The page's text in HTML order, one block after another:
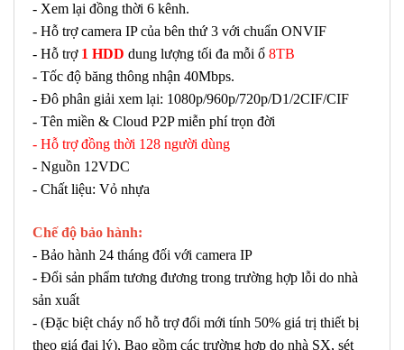
- Xem lại đồng thời 6 kênh.
- Hỗ trợ camera IP của bên thứ 3 với chuẩn ONVIF
- Hỗ trợ 1 HDD dung lượng tối đa mỗi ổ 8TB
- Tốc độ băng thông nhận 40Mbps.
- Đô phân giải xem lại: 1080p/960p/720p/D1/2CIF/CIF
- Tên miền & Cloud P2P miễn phí trọn đời
- Hỗ trợ đồng thời 128 người dùng
- Nguồn 12VDC
- Chất liệu: Vỏ nhựa
Chế độ bảo hành:
- Bảo hành 24 tháng đối với camera IP
- Đổi sản phẩm tương đương trong trường hợp lỗi do nhà
sản xuất
- (Đặc biệt cháy nổ hỗ trợ đổi mới tính 50% giá trị thiết bị
theo giá đại lý), Bao gồm các trường hợp do nhà SX, sét